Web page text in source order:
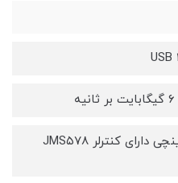
سازگار با HDD/SSD های ۲.۵ اینچی دارای کنترلر JMS۵۷۸